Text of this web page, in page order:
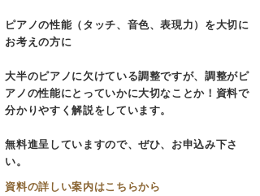
ピアノの性能（タッチ、音色、表現力）を大切に
お考えの方に
大半のピアノに欠けている調整ですが、調整がピ
アノの性能にとっていかに大切なことか！資料で
分かりやすく解説をしています。
無料進呈していますので、ぜひ、お申込み下さ
い。
資料の詳しい案内はこちらから